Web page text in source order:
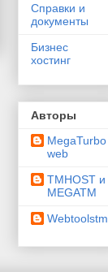
Справки и
документы
Бизнес
хостинг
Авторы
MegaTurbo
web
TMHOST и
MEGATM
Webtoolstm